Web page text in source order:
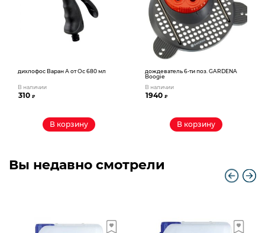
дихлофос Варан А от Ос 680 мл
В наличии
310₽
В корзину
дождеватель 6-ти поз. GARDENA
Boogie
В наличии
1940₽
В корзину
Вы недавно смотрели